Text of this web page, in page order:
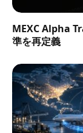
MEXC Alpha
準を再定義